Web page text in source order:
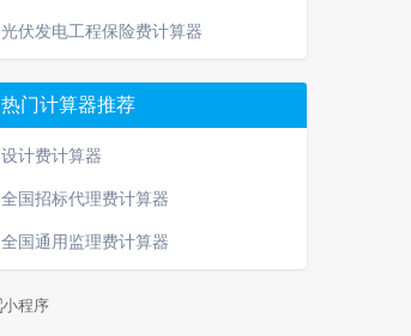
光伏发电工程保险费计算器
热门计算器推荐
设计费计算器
全国招标代理费计算器
全国通用监理费计算器